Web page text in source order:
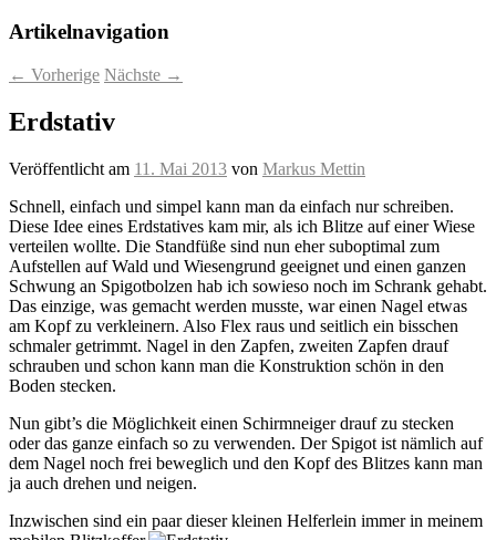
Artikelnavigation
← Vorherige Nächste →
Erdstativ
Veröffentlicht am 11. Mai 2013 von Markus Mettin
Schnell, einfach und simpel kann man da einfach nur schreiben.
Diese Idee eines Erdstatives kam mir, als ich Blitze auf einer Wiese
verteilen wollte. Die Standfüße sind nun eher suboptimal zum
Aufstellen auf Wald und Wiesengrund geeignet und einen ganzen
Schwung an Spigotbolzen hab ich sowieso noch im Schrank gehabt.
Das einzige, was gemacht werden musste, war einen Nagel etwas
am Kopf zu verkleinern. Also Flex raus und seitlich ein bisschen
schmaler getrimmt. Nagel in den Zapfen, zweiten Zapfen drauf
schrauben und schon kann man die Konstruktion schön in den
Boden stecken.
Nun gibt’s die Möglichkeit einen Schirmneiger drauf zu stecken
oder das ganze einfach so zu verwenden. Der Spigot ist nämlich auf
dem Nagel noch frei beweglich und den Kopf des Blitzes kann man
ja auch drehen und neigen.
Inzwischen sind ein paar dieser kleinen Helferlein immer in meinem